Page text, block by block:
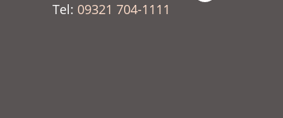
Tel: 09321 704-1111